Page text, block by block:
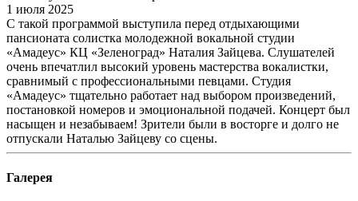
1 июля 2025
С такой программой выступила перед отдыхающими
пансионата солистка молодежной вокальной студии
«Амадеус» КЦ «Зеленоград» Наталия Зайцева. Слушателей
очень впечатлил высокий уровень мастерства вокалистки,
сравнимый с профессиональными певцами. Студия
«Амадеус» тщательно работает над выбором произведений,
постановкой номеров и эмоциональной подачей. Концерт был
насыщен и незабываем! Зрители были в восторге и долго не
отпускали Наталью Зайцеву со сцены.
Галерея